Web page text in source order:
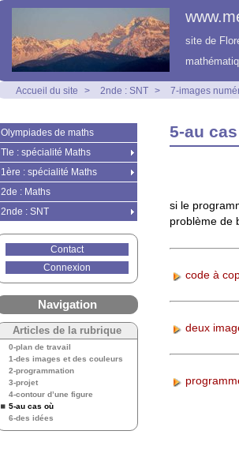
site de
Accueil du site > 2nde : SNT > 7-images
5-au
si le
problème de
code à
deux
Olympiades de maths
Tle : spécialité Maths
1ère : spécialité Maths
2de : Maths
2nde : SNT
Contact
Connexion
Navigation
Articles de la rubrique
0-plan de travail
1-des images et des couleurs
2-programmation
3-projet
4-contour d’une figure
5-au cas où
6-des idées